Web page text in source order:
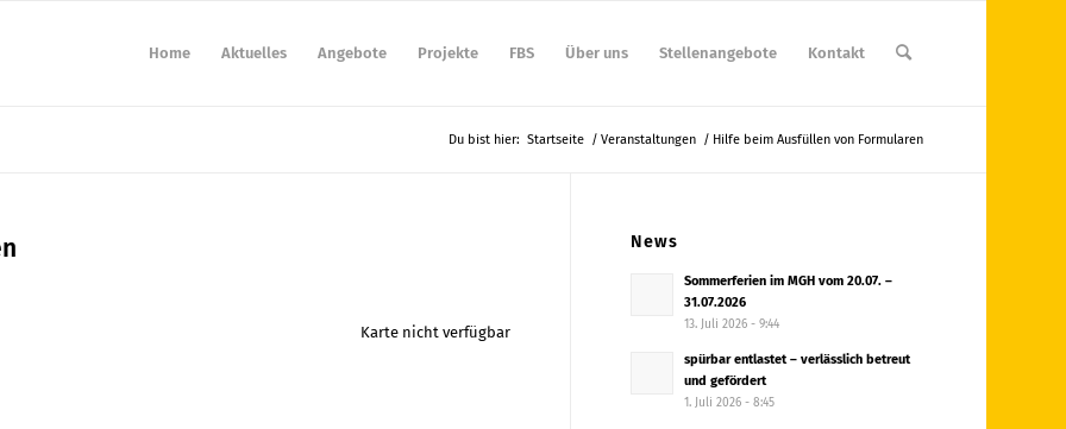
Home Aktuelles Angebote Projekte FBS Über uns Stellenangebote Kontakt
Du bist hier: Startseite / Veranstaltungen / Hilfe beim Ausfüllen von Formularen
Karte nicht verfügbar
News
Sommerferien im MGH vom 20.07. –
31.07.2026
13. Juli 2026 - 9:44
spürbar entlastet – verlässlich betreut
und gefördert
1. Juli 2026 - 8:45